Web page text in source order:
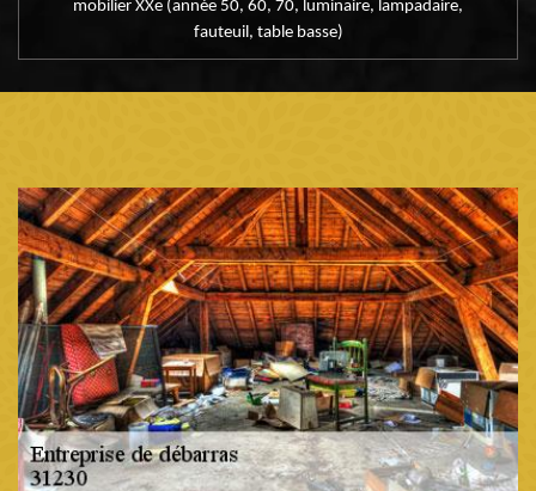
mobilier XXe (année 50, 60, 70, luminaire, lampadaire,
fauteuil, table basse)